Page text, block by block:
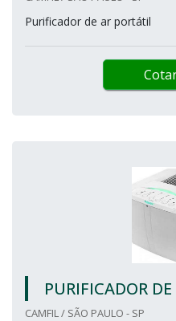
Purificador de ar portátil
PURIFICADOR
CAMFIL / SÃO PAULO - SP